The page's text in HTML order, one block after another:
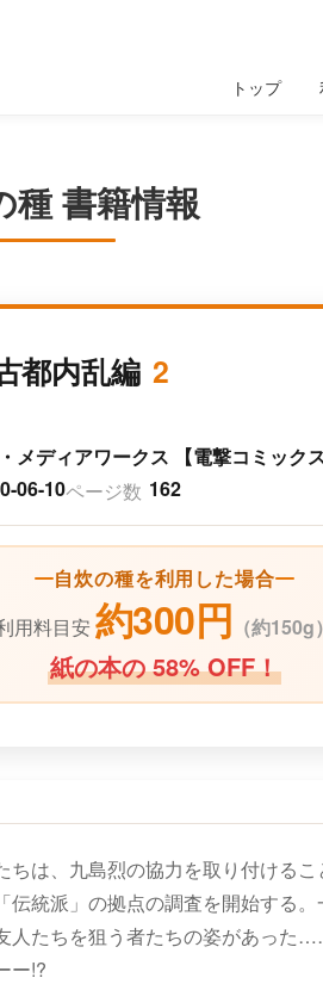
トップ
種 書籍情報
都内乱編 2
メディアワークス 【電撃コミック
06-10ページ数 162
自炊の種を利用した場合
用料目安約300円 （約150g
紙の本の 58% OFF！
ちは、九島烈の協力を取り付ける
統派」の拠点の調査を開始する
人たちを狙う者たちの姿があった
ー!?